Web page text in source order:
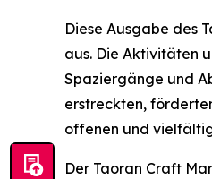
Diese Ausgabe des
aus. Die Aktivitäten
Spaziergänge und
erstreckten,
offenen und
Der Taoran Craft